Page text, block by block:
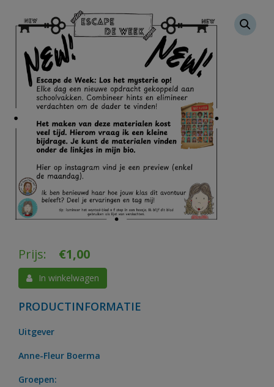
Prijs: €1,00
In winkelwagen
PRODUCTINFORMATIE
Uitgever
Anne-Fleur Boerma
Groepen: